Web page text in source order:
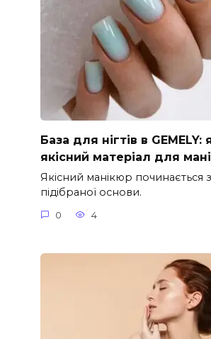
База для нігтів в GEMELY:
якісний матеріал для
Якісний манікюр починається
підібраної основи.
0 4